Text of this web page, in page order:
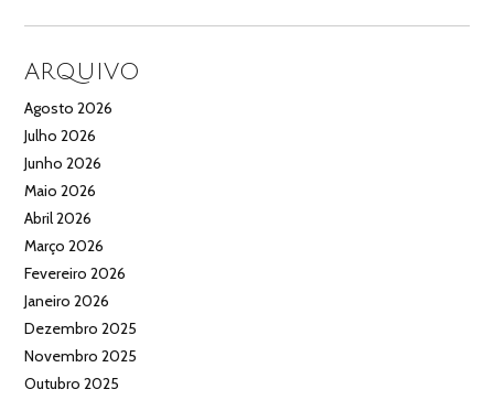
ARQUIVO
Agosto 2026
Julho 2026
Junho 2026
Maio 2026
Abril 2026
Março 2026
Fevereiro 2026
Janeiro 2026
Dezembro 2025
Novembro 2025
Outubro 2025